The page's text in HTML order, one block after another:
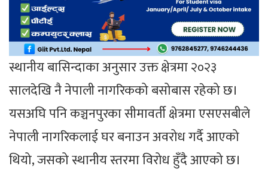
स्थानीय बासिन्दाका अनुसार उक्त क्षेत्रमा २०२३
सालदेखि नै नेपाली नागरिकको बसोबास रहेको छ।
यसअघि पनि कञ्चनपुरका सीमावर्ती क्षेत्रमा एसएसबीले
नेपाली नागरिकलाई घर बनाउन अवरोध गर्दै आएको
थियो, जसको स्थानीय स्तरमा विरोध हुँदै आएको छ।